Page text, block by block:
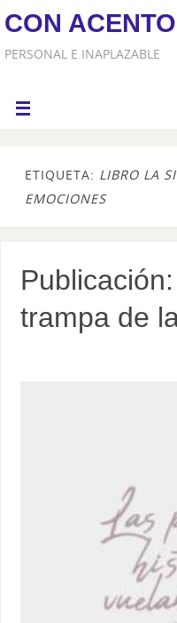
CON
PERSONAL E INAPLAZABLE
ETIQUETA: LIBRO LA
EMOCIONES
trampa de